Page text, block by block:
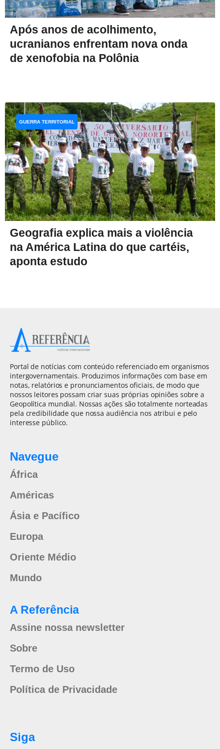
Após anos de acolhimento,
ucranianos enfrentam nova onda
de xenofobia na Polônia
Geografia explica mais a violência
na América Latina do que cartéis,
aponta estudo
GUERRA TERRITORIAL
Portal de notícias com conteúdo referenciado em organismos
intergovernamentais. Produzimos informações com base em
notas, relatórios e pronunciamentos oficiais, de modo que
nossos leitores possam criar suas próprias opiniões sobre a
Geopolítica mundial. Nossas ações são totalmente norteadas
pela credibilidade que nossa audiência nos atribui e pelo
interesse público.
Navegue
África
Américas
Ásia e Pacífico
Europa
Oriente Médio
Mundo
A Referência
Assine nossa newsletter
Sobre
Termo de Uso
Política de Privacidade
Siga